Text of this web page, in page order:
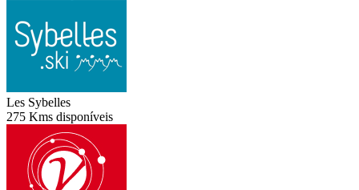
Les Sybelles
275 Kms disponíveis